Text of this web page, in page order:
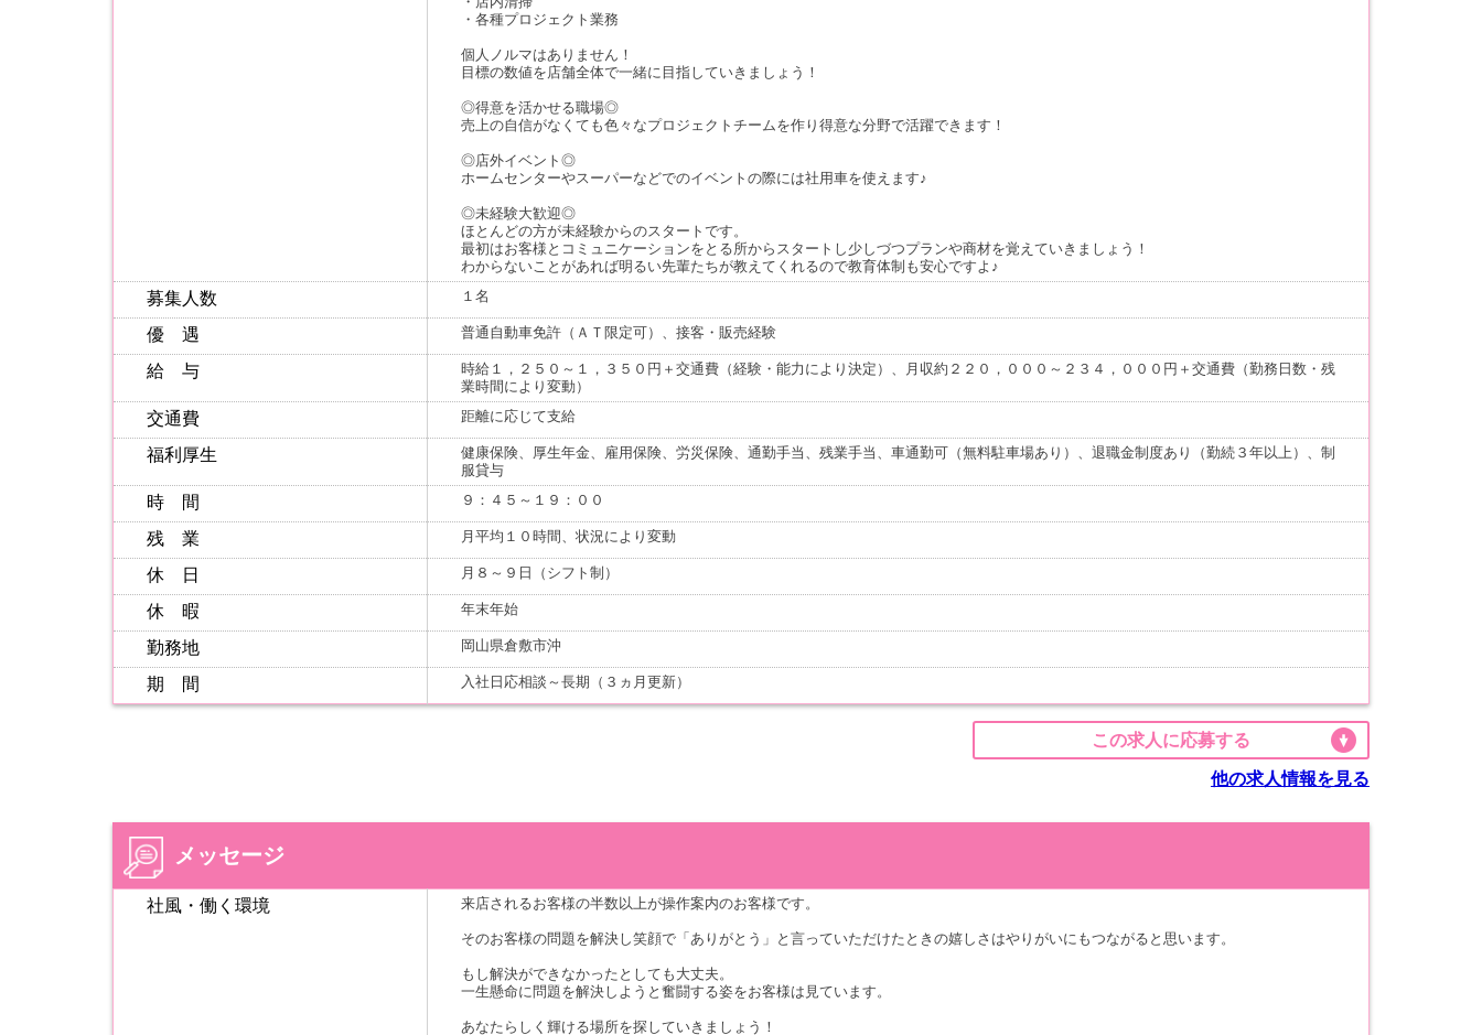
・各種プロジェクト業務
個人ノルマはありません！
目標の数値を店舗全体で一緒に目指していきましょう！
◎得意を活かせる職場◎
売上の自信がなくても色々なプロジェクトチームを作り得意な分野で活躍できます！
◎店外イベント◎
ホームセンターやスーパーなどでのイベントの際には社用車を使えます♪
◎未経験大歓迎◎
ほとんどの方が未経験からのスタートです。
最初はお客様とコミュニケーションをとる所からスタートし少しづつプランや商材を覚えていきましょう！
わからないことがあれば明るい先輩たちが教えてくれるので教育体制も安心ですよ♪
募集人数 １名
優 遇 普通自動車免許（ＡＴ限定可）、接客・販売経験
給 与
時給１，２５０～１，３５０円＋交通費（経験・能力により決定）、月収約２２０，０００～２３４，０００円＋交通費（勤務日数・残
業時間により変動）
交通費 距離に応じて支給
福利厚生
健康保険、厚生年金、雇用保険、労災保険、通勤手当、残業手当、車通勤可（無料駐車場あり）、退職金制度あり（勤続３年以上）、制
服貸与
時 間 ９：４５～１９：００
残 業 月平均１０時間、状況により変動
休 日 月８～９日（シフト制）
休 暇 年末年始
勤務地 岡山県倉敷市沖
期 間 入社日応相談～長期（３ヵ月更新）
この求人に応募する
他の求人情報を見る
メッセージ
社風・働く環境 来店されるお客様の半数以上が操作案内のお客様です。
そのお客様の問題を解決し笑顔で「ありがとう」と言っていただけたときの嬉しさはやりがいにもつながると思います。
もし解決ができなかったとしても大丈夫。
一生懸命に問題を解決しようと奮闘する姿をお客様は見ています。
あなたらしく輝ける場所を探していきましょう！